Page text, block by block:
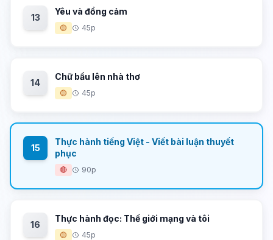
13
Yêu và đồng cảm
🟡 45p
14
Chữ bầu lên nhà thơ
🟡 45p
15
Thực hành tiếng Việt - Viết bài luận thuyết
phục
🔴 90p
16
Thực hành đọc: Thế giới mạng và tôi
🟡 45p